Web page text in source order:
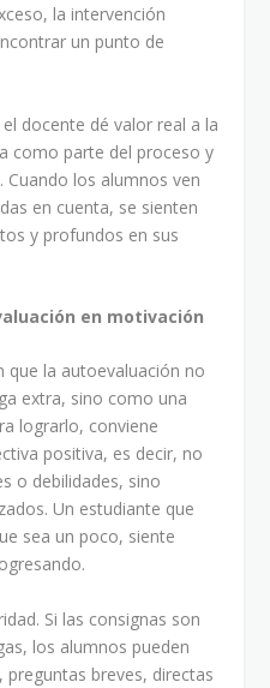
la intervención
un punto de
docente dé valor real a la
como parte del proceso y
los alumnos ven
en cuenta, se sienten
y profundos en sus
en motivación
que la autoevaluación no
extra, sino como una
lograrlo, conviene
positiva, es decir, no
o debilidades, sino
Un estudiante que
sea un poco, siente
Si las consignas son
los alumnos pueden
preguntas breves, directas